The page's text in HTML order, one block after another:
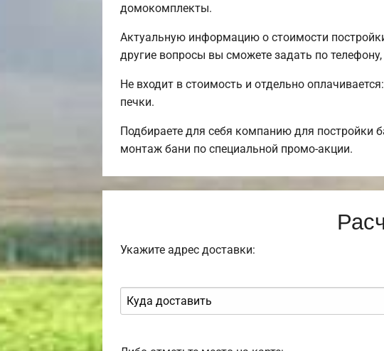
домокомплекты.
Актуальную информацию о стоимости
другие вопросы вы сможете задать по
Не входит в стоимость и отдельно
печки.
Подбираете для себя компанию для
монтаж бани по специальной промо-акции.
Укажите адрес доставки: